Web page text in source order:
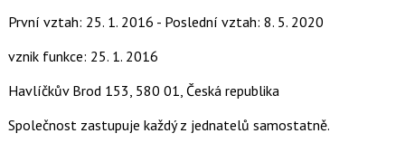
První vztah: 25. 1. 2016 - Poslední vztah: 8. 5. 2020
vznik funkce: 25. 1. 2016
Havlíčkův Brod 153, 580 01, Česká republika
Společnost zastupuje každý z jednatelů samostatně.